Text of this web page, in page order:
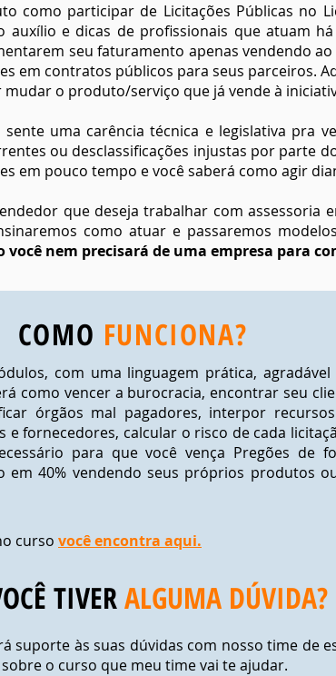
como participar de Licitações Públicas no
auxílio e dicas de profissionais que atuam
seu faturamento apenas vendendo
em contratos públicos para seus parceiros.
mudar o produto/serviço que já vende à
uma carência técnica e legislativa pra
ou desclassificações injustas por parte
em pouco tempo e você saberá como agir
que deseja trabalhar com assessoria
como atuar e passaremos
você nem precisará de uma empresa para
COMO FUNCIONA?
com uma linguagem prática,
como vencer a burocracia, encontrar seu
órgãos mal pagadores, interpor
fornecedores, calcular o risco de cada
para que você vença Pregões de
40% vendendo seus próprios produtos
curso você encontra aqui.
TIVERALGUMA DÚVIDA?
suporte às suas dúvidas com nosso time de
o curso que meu time vai te ajudar.